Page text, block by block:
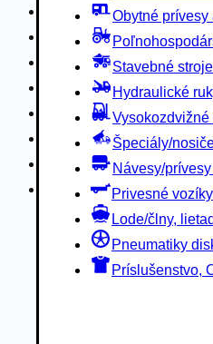
Obytné prívesy
Stavebné
Hydraulické
Vysokozdvižné
Špeciály/
Návesy/
Privesné vozíky
Lode/člny,
Pneumatiky
Príslušenstvo,
Hydraulické ruky
Vysokozdvižné vozíky
Špeciály/nosiče
Návesy/prívesy
Privesné vozíky
Lode/člny, lietadlá/
Pneumatiky disky
Príslušenstvo,